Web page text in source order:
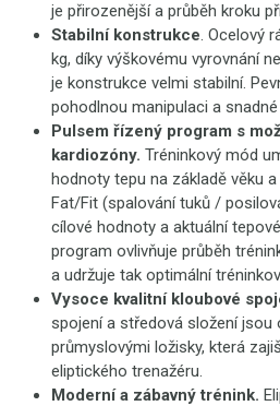
je přirozenější a průběh kroku
Stabilní konstrukce. Ocelový
kg, díky výškovému vyrovnání
je konstrukce velmi stabilní.
pohodlnou manipulaci a
Pulsem řízený program s
kardiozóny. Tréninkový mód
hodnoty tepu na základě věku
Fat/Fit (spalování tuků /
cílové hodnoty a aktuální
program ovlivňuje průběh
a udržuje tak optimální
Vysoce kvalitní kloubové
spojení a středová složení jsou
průmyslovými ložisky, která
eliptického trenažéru.
Moderní a zábavný trénink.